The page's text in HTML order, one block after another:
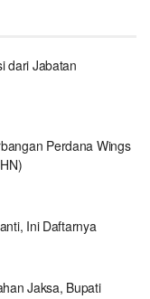
dari Jabatan
Perdana Wings
Ini Daftarnya
Jaksa, Bupati